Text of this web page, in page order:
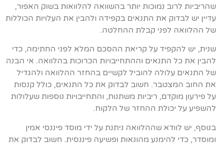
שהריביות לרוב נמוכות יותר בהשוואה להלוואות בשוק האפור,
עדיין יש לבדוק את התנאים בקפידה ולהבין את העלויות הכוללות
של ההלוואה לפני קבלת ההחלטה.
שנית, יש להקפיד על קריאת ההסכם המלא לפני החתימה, כדי
להבין את כל התנאים וההתחייבויות הכרוכות בהלוואה. אי הבנה
של התנאים עלולה להוביל לקשיים בהחזר ההלוואה ולהגדיל
את החוב המצטבר. חשוב לבדוק את כל התנאים, כולל קנסות
על פירעון מוקדם, ריביות משתנות, והתחייבויות נוספות שעלולות
להשפיע על יכולת ההחזר של הלקוח.
בנוסף, יש לוודא שההלוואה ניתנת על ידי מוסד פיננסי אמין
ומוסדר, כדי להימנע מהונאות ופשיעה פיננסית. חשוב לבדוק את